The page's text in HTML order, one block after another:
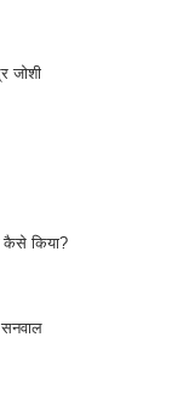
जोशी
कैसे किया?